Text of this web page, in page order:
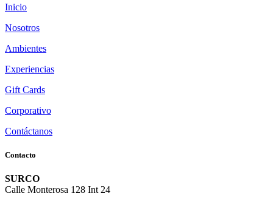
Inicio
Nosotros
Ambientes
Experiencias
Gift Cards
Corporativo
Contáctanos
Contacto
SURCO
Calle Monterosa 128 Int 24